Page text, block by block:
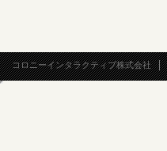
コロニーインタラクティブ株式会社